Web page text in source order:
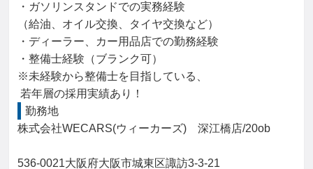
・ガソリンスタンドでの実務経験
（給油、オイル交換、タイヤ交換など）
・ディーラー、カー用品店での勤務経験
・整備士経験（ブランク可）
※未経験から整備士を目指している、
若年層の採用実績あり！
勤務地
株式会社WECARS(ウィーカーズ)　深江橋店/20ob
536-0021大阪府大阪市城東区諏訪3-3-21